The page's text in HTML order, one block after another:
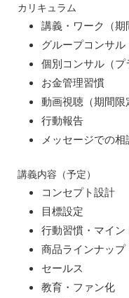
カリキュラム
講義・ワーク（
グループコンサ
個別コンサル（
お金管理習慣
動画視聴（期間限
行動報告
メッセージでの相
講義内容（予定）
コンセプト設計
目標設定
行動習慣・マイン
商品ラインナップ
セールス
教育・ファン化